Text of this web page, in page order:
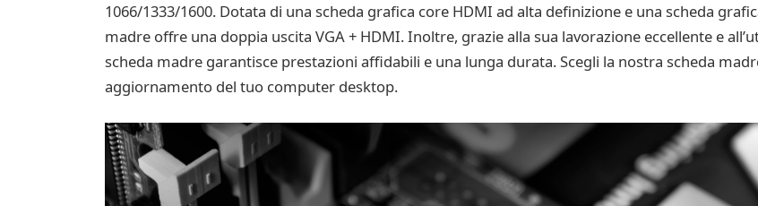
1066/1333/1600. Dotata di una scheda grafica core HDMI ad alta definizione e una scheda
madre offre una doppia uscita VGA + HDMI. Inoltre, grazie alla sua lavorazione eccellente e
scheda madre garantisce prestazioni affidabili e una lunga durata. Scegli la nostra scheda
aggiornamento del tuo computer desktop.